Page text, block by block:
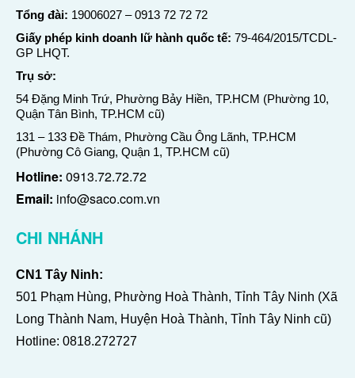
Tổng đài: 19006027 –0913 72 72 72
Giấy phép kinh doanh lữ hành quốc tế: 79-464/2015/TCDL-
GP LHQT.
Trụ sở:
54 Đặng Minh Trứ, Phường Bảy Hiền, TP.HCM (Phường 10,
Quận Tân Bình, TP.HCM cũ)
131 – 133 Đề Thám, Phường Cầu Ông Lãnh, TP.HCM
(Phường Cô Giang, Quận 1, TP.HCM cũ)
Hotline: 0913.72.72.72
Email: info@saco.com.vn
CHI NHÁNH
CN1 Tây Ninh:
501 Phạm Hùng, Phường Hoà Thành, Tỉnh Tây Ninh (Xã
Long Thành Nam, Huyện Hoà Thành, Tỉnh Tây Ninh cũ)
Hotline: 0818.272727